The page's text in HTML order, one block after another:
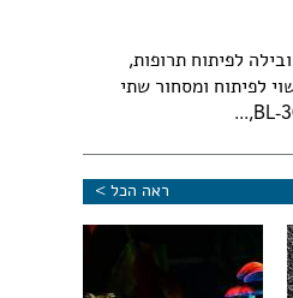
לפיתוח תרופות,
לפיתוח ומסחור שתי
ראה הכל >